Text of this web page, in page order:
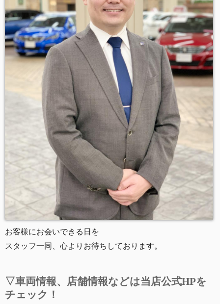
お客様にお会いできる日を
スタッフ一同、心よりお待ちしております。
▽車両情報、 店舗情報などは当店公式HPを
チェック！